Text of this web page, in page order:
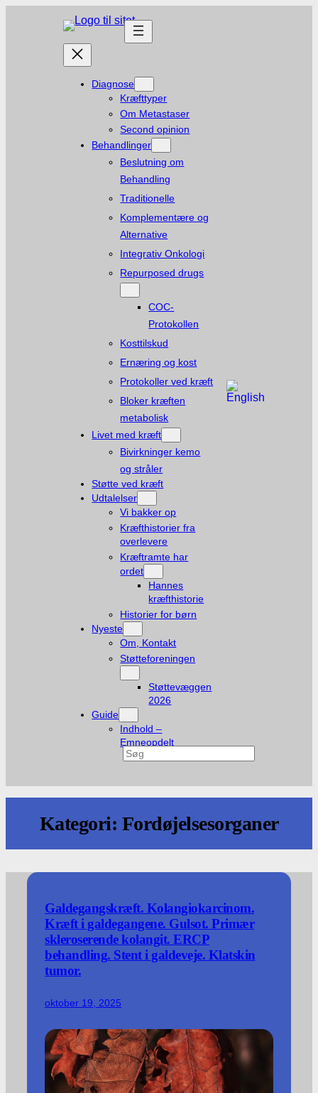
Diagnose
Kræfttyper
Om Metastaser
Second opinion
Behandlinger
Beslutning om
Behandling
Traditionelle
Komplementære og
Alternative
Integrativ Onkologi
Repurposed drugs
COC-
Protokollen
Kosttilskud
Ernæring og kost
Protokoller ved kræft
Bloker kræften
metabolisk
Livet med kræft
Bivirkninger kemo
og stråler
Støtte ved kræft
Udtalelser
Vi bakker op
Kræfthistorier fra
overlevere
Kræftramte har
ordet
Hannes
kræfthistorie
Historier for børn
Nyeste
Om, Kontakt
Støtteforeningen
Støttevæggen
2026
Guide
Indhold –
Emneopdelt
Søg
Kategori: Fordøjelsesorganer
Galdegangskræft. Kolangiokarcinom.
Kræft i galdegangene. Gulsot. Primær
skleroserende kolangit. ERCP
behandling. Stent i galdeveje. Klatskin
tumor.
oktober 19, 2025